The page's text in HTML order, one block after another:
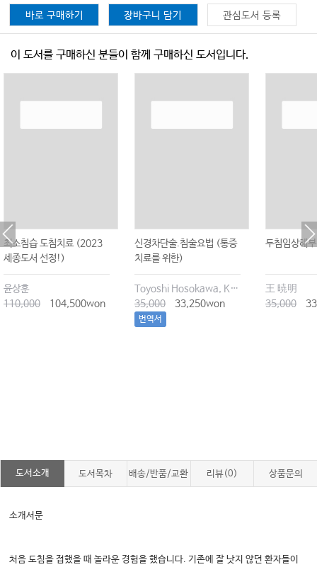
바로 구매하기 장바구니 담기 관심도서 등록
이 도서를 구매하신 분들이 함께 구매하신 도서입니다.
최소침습 도침치료 (2023
세종도서 선정!)
윤상훈
110,000
104,500won
신경차단술.침술요법 (통증
치료를 위한)
Toyoshi Hosokawa, Keisou Ishimaru
35,000
33,250won
번역서
두침임상해
王 暁明
35,000
도서소개 도서목차 배송/반품/교환 리뷰(0) 상품문의
소개서문
처음 도침을 접했을 때 놀라운 경험을 했습니다. 기존에 잘 낫지 않던 환자들이